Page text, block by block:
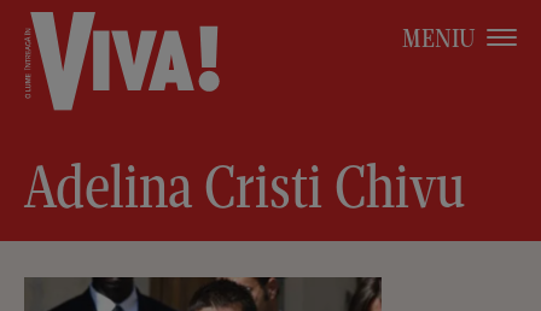
MENIU
Adelina Cristi Chivu